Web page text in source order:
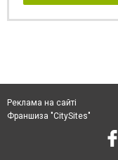
Реклама на сайті
Франшиза "CitySites"